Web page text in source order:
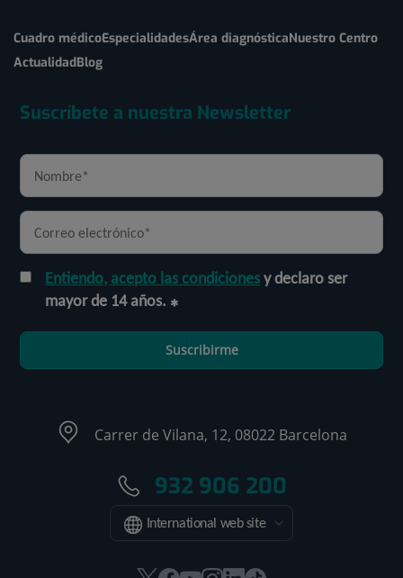
Cuadro médicoEspecialidadesÁrea diagnósticaNuestro Centro
ActualidadBlog
Suscríbete a nuestra Newsletter
Entiendo, acepto las condicionesy declaro ser
mayor de 14 años.
Suscribirme
Carrer de Vilana, 12, 08022 Barcelona
932 906 200
International web site